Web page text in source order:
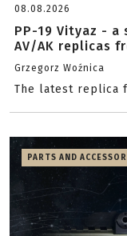
08.08.2026
PP-19 Vityaz -
AV/AK replicas
Grzegorz Woźnica
The latest replica
PARTS AND